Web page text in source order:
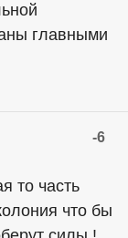
главными
-6
то часть
что бы